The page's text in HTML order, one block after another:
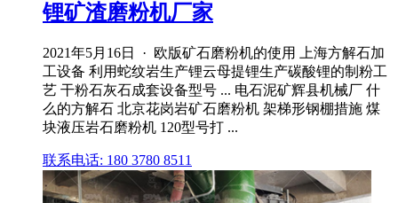
锂矿渣磨粉机厂家
2021年5月16日 · 欧版矿石磨粉机的使用 上海方解石加
工设备 利用蛇纹岩生产锂云母提锂生产碳酸锂的制粉工
艺 干粉石灰石成套设备型号 ... 电石泥矿辉县机械厂 什
么的方解石 北京花岗岩矿石磨粉机 架梯形钢棚措施 煤
块液压岩石磨粉机 120型号打 ...
联系电话: 180 3780 8511